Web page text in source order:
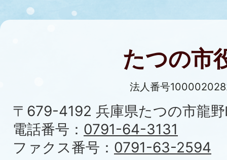
たつの市
法人番号
〒679-4192 兵庫県たつの市龍
電話番号： 0791-64-3131
ファクス番号： 0791-63-2594